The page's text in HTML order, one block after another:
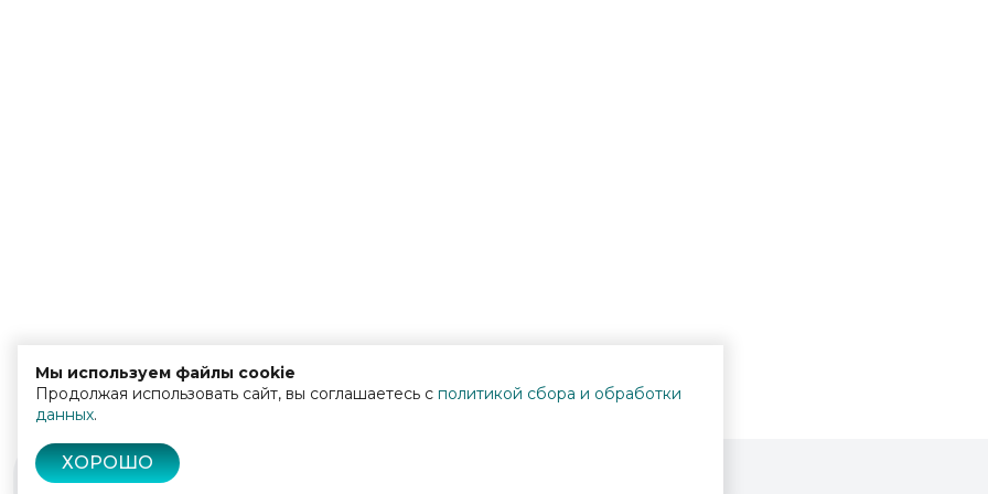
Мы используем файлы cookie
Продолжая использовать сайт, вы соглашаетесь с политикой сбора и обработки
данных.
ХОРОШО